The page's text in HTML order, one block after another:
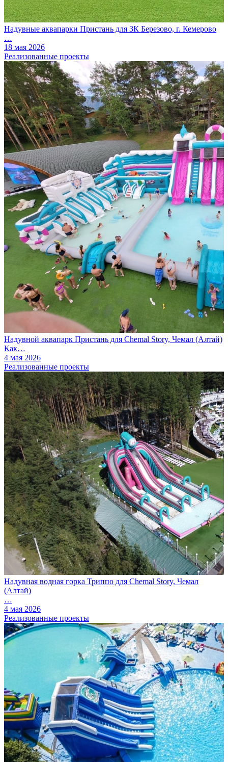
Надувные аквапарки Пристань для ЗК Березово, г. Кемерово
…
18 мая 2026
Реализованные проекты
Надувной аквапарк Пристань для Chemal Story, Чемал (Алтай)
Как…
4 мая 2026
Реализованные проекты
Надувная водная горка Триппо для Chemal Story, Чемал
(Алтай)
…
4 мая 2026
Реализованные проекты